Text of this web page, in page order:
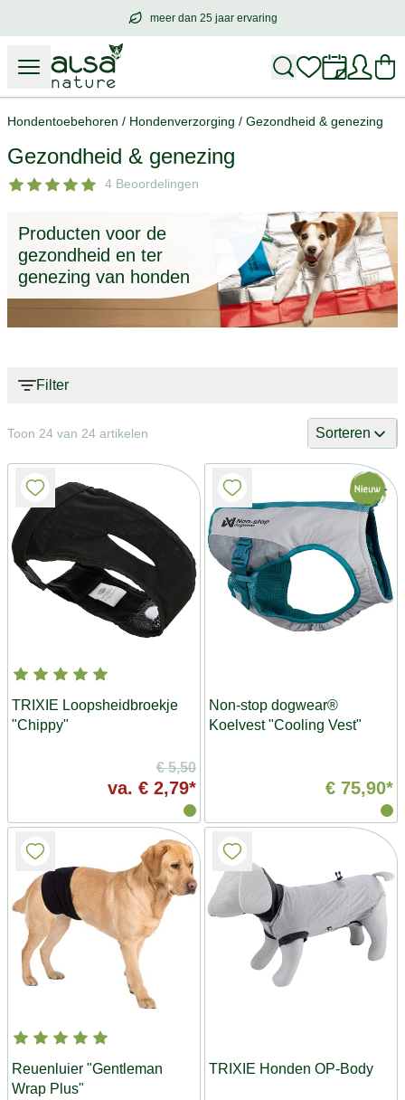
meer dan 25 jaar ervaring
meer dan25 jaar ervaring
Hondentoebehoren / Hondenverzorging / Gezondheid & genezing
Gezondheid & genezing
4 Beoordelingen
Producten voor de
gezondheid en ter
genezing van honden
Filter
Toon 24 van 24 artikelen Sorteren
TRIXIE Loopsheidbroekje
"Chippy"
€ 5,50
va. € 2,79*
Non-stop dogwear®
Koelvest "Cooling Vest"
€ 75,90*
Reuenluier "Gentleman
Wrap Plus"
TRIXIE Honden OP-Body